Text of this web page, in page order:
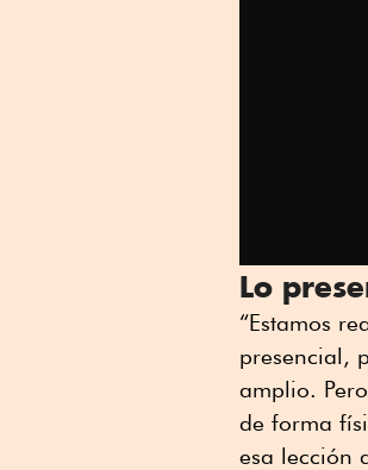
Lo
“Estamos
presencial,
amplio.
de forma
esa lección